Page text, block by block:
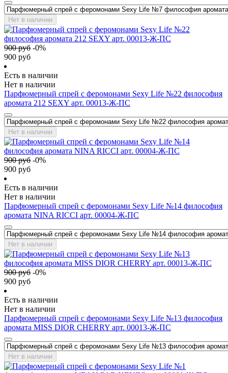
Нет в наличии
900руб -0%
900 руб
Есть в наличии
Нет в наличии
Парфюмерный спрей с феромонами Sexy Life №22 философия
аромата 212 SEXY арт. 00013-Ж-ПС
Нет в наличии
900руб -0%
900 руб
Есть в наличии
Нет в наличии
Парфюмерный спрей с феромонами Sexy Life №14 философия
аромата NINA RICCI арт. 00004-Ж-ПС
Нет в наличии
900руб -0%
900 руб
Есть в наличии
Нет в наличии
Парфюмерный спрей с феромонами Sexy Life №13 философия
аромата MISS DIOR CHERRY арт. 00013-Ж-ПС
Нет в наличии